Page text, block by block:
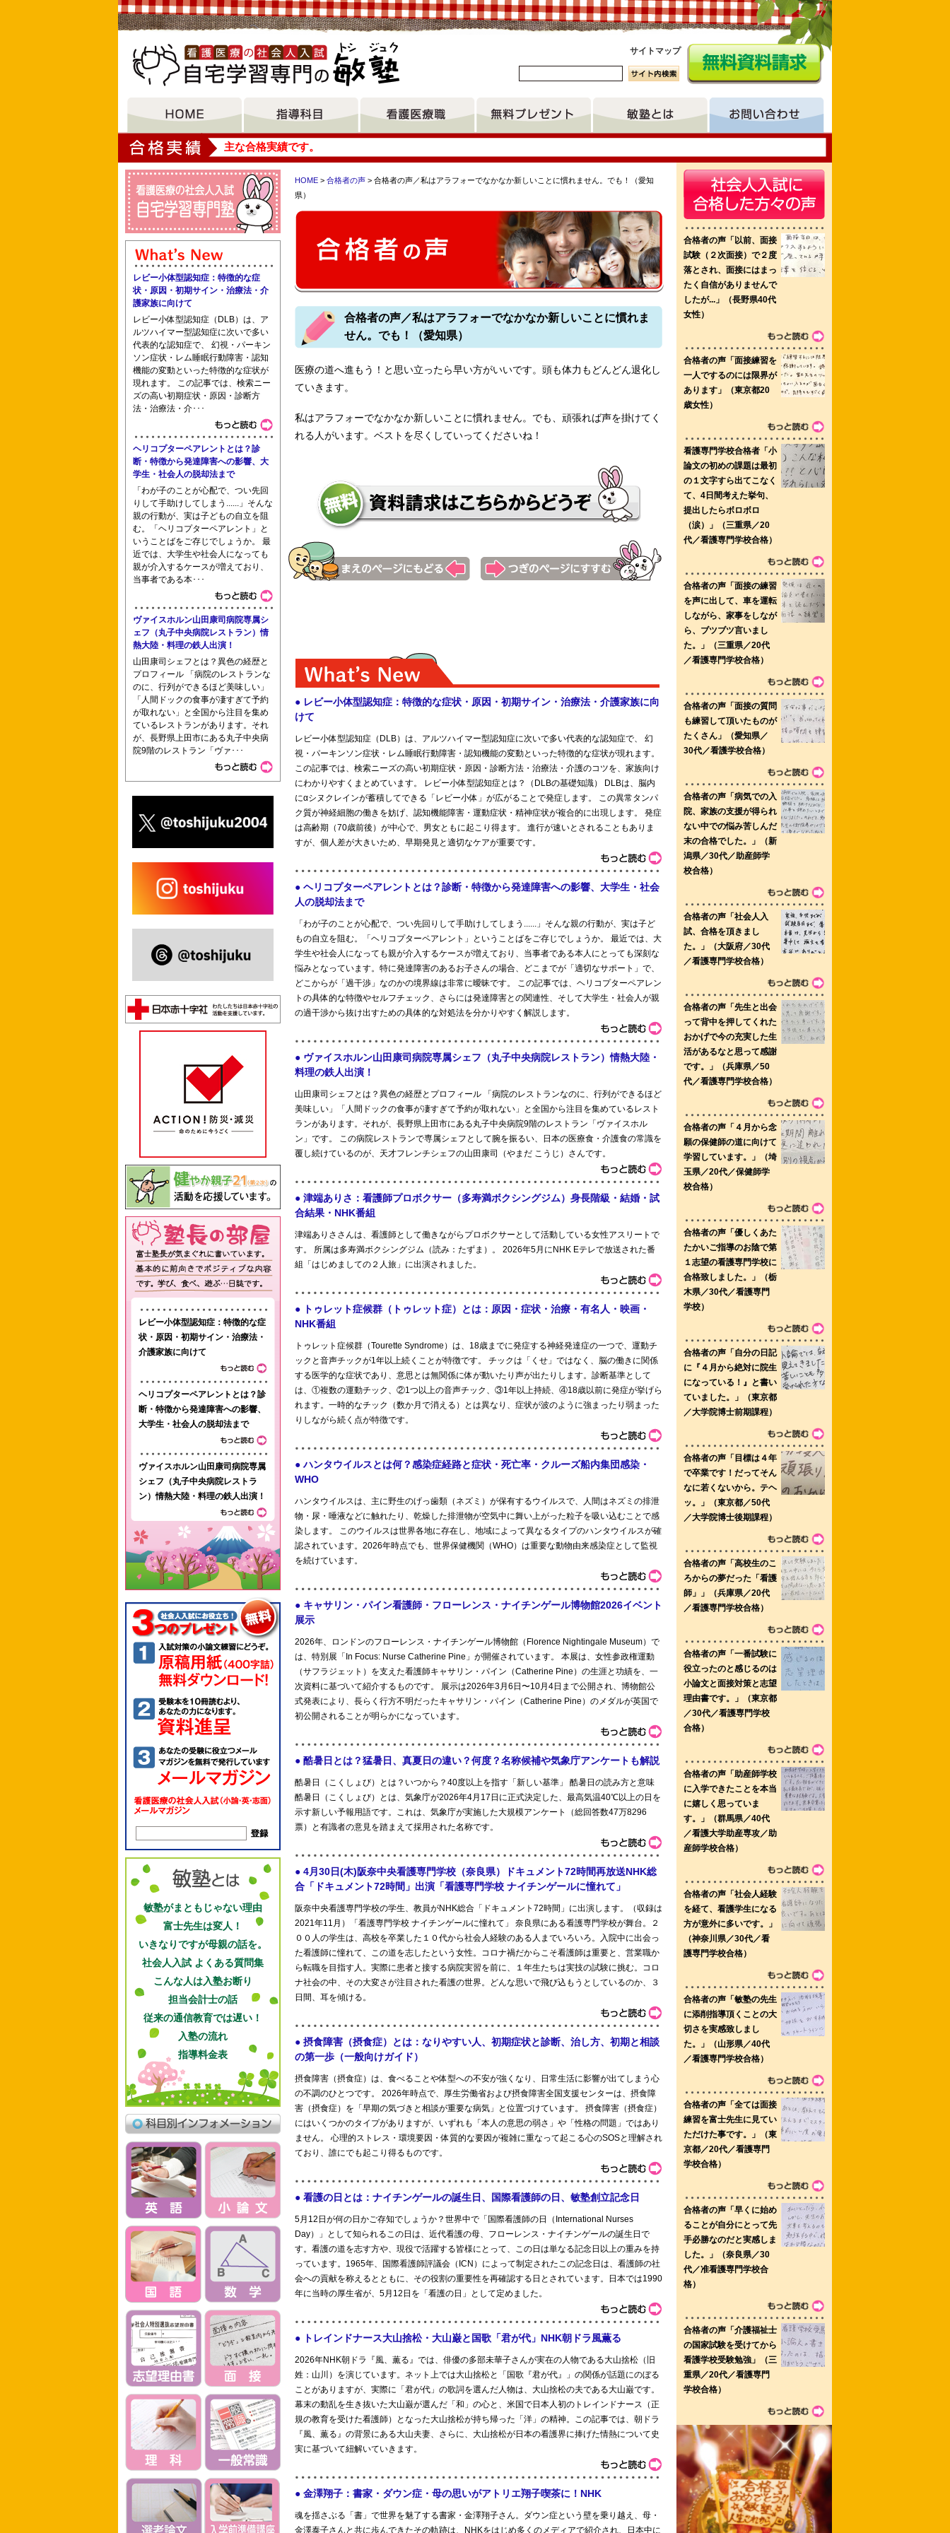
サイトマップ
大垣女子短期大学 主な合格実績です。
藍野大学短期大学部地域看護学専攻科 宮崎県立看護大学大学院看護研究科 母子保健研修センター助産師学校 浜松市立看護専門学校 栃木県立
衛生福祉大学校東京精神科病院協会
府中看護高等専修学校 母子保健研修センター助産師学校 西宮市医師会看護専門学校 尼崎健康医療財団看護専門学校 一関准看護高等専修学校
大橋医療高等専修学校 畿央大学 白鳳短期大学 洛和会京都厚生学校 聖バルナバ助産師学院
宝塚大学 新潟県立新発田病院附属看護専門学校 千葉市青葉看護専門学校 さいたま看護専門学校 洛和会京都厚生学校
西九州大学 広島大学経済学部 津看護専門学校 深谷大里看護専門学校 認知症看護認定看護師教育課程
HOME > 合格者の声 > 合格者の声／私はアラフォーでなかなか新しいことに慣れません。でも！（愛知
県）
合格者の声／私はアラフォーでなかなか新しいことに慣れま
せん。でも！（愛知県）
医療の道へ進もう！と思い立ったら早い方がいいです。頭も体力もどんどん退化し
ていきます。
私はアラフォーでなかなか新しいことに慣れません。でも、頑張れば声を掛けてく
れる人がいます。ベストを尽くしていってくださいね！
レビー小体型認知症：特徴的な症
状・原因・初期サイン・治療法・介
護家族に向けて
レビー小体型認知症（DLB）は、ア
ルツハイマー型認知症に次いで多い
代表的な認知症で、 幻視・パーキン
ソン症状・レム睡眠行動障害・認知
機能の変動といった特徴的な症状が
現れます。 この記事では、検索ニー
ズの高い初期症状・原因・診断方
法・治療法・介･･･
ヘリコプターペアレントとは？診
断・特徴から発達障害への影響、大
学生・社会人の脱却法まで
「わが子のことが心配で、つい先回
りして手助けしてしまう......」そんな
親の行動が、実は子どもの自立を阻
む。「ヘリコプターペアレント」と
いうことばをご存じでしょうか。 最
近では、大学生や社会人になっても
親が介入するケースが増えており、
当事者である本･･･
ヴァイスホルン山田康司病院専属シ
ェフ（丸子中央病院レストラン）情
熱大陸・料理の鉄人出演！
山田康司シェフとは？異色の経歴と
プロフィール 「病院のレストランな
のに、行列ができるほど美味しい」
「人間ドックの食事が凄すぎて予約
が取れない」と全国から注目を集め
ているレストランがあります。それ
が、長野県上田市にある丸子中央病
院9階のレストラン「ヴァ･･･
レビー小体型認知症：特徴的な症
状・原因・初期サイン・治療法・
介護家族に向けて
ヘリコプターペアレントとは？診
断・特徴から発達障害への影響、
大学生・社会人の脱却法まで
ヴァイスホルン山田康司病院専属
シェフ（丸子中央病院レストラ
ン）情熱大陸・料理の鉄人出演！
敏塾がまともじゃない理由
富士先生は変人！
いきなりですが母親の話を。
社会人入試 よくある質問集
こんな人は入塾お断り
担当会計士の話
従来の通信教育では遅い！
入塾の流れ
指導料金表